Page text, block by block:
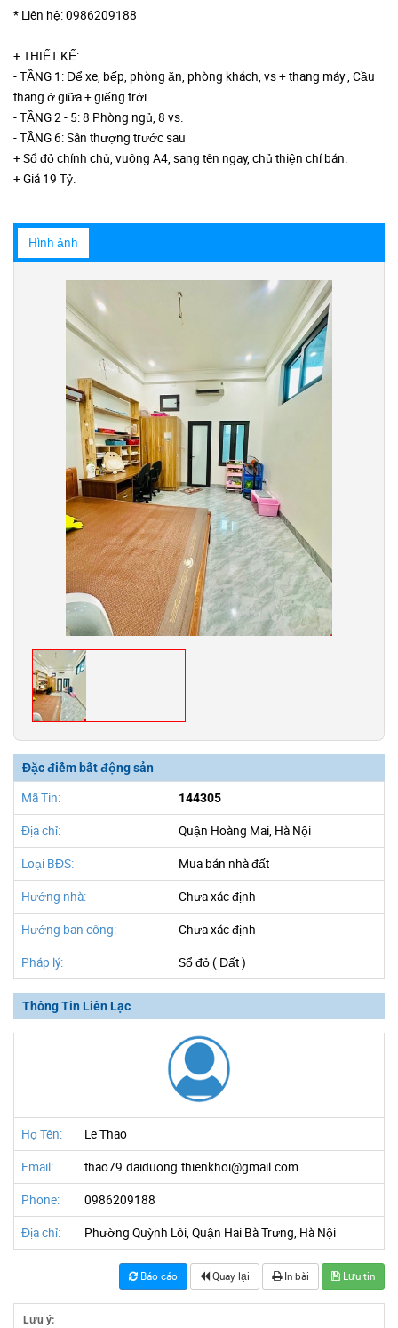
* Liên hệ: 0986209188
+ THIẾT KẾ:
- TẦNG 1: Để xe, bếp, phòng ăn, phòng khách, vs + thang máy , Cầu
thang ở giữa + giếng trời
- TẦNG 2 - 5: 8 Phòng ngủ, 8 vs.
- TẦNG 6: Sân thượng trước sau
+ Sổ đỏ chính chủ, vuông A4, sang tên ngay, chủ thiện chí bán.
+ Giá 19 Tỷ.
Hình ảnh
Đặc điểm bất động sản
Mã Tin: 144305
Địa chỉ: Quận Hoàng Mai, Hà Nội
Loại BĐS: Mua bán nhà đất
Hướng nhà: Chưa xác định
Hướng ban công: Chưa xác định
Pháp lý: Sổ đỏ ( Đất )
Thông Tin Liên Lạc
Họ Tên: Le Thao
Email: thao79.daiduong.thienkhoi@gmail.com
Phone: 0986209188
Địa chỉ: Phường Quỳnh Lôi, Quận Hai Bà Trưng, Hà Nội
Báo cáo Quay lại In bài Lưu tin
Lưu ý: